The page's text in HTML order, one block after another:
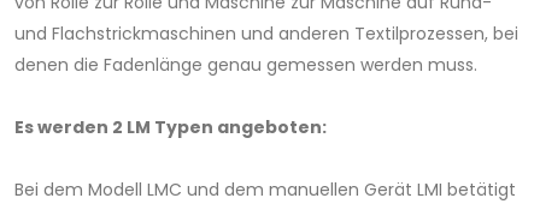
und Flachstrickmaschinen und anderen Textilprozessen, bei
denen die Fadenlänge genau gemessen werden muss.
Es werden 2 LM Typen angeboten:
Bei dem Modell LMC und dem manuellen Gerät LMI betätigt